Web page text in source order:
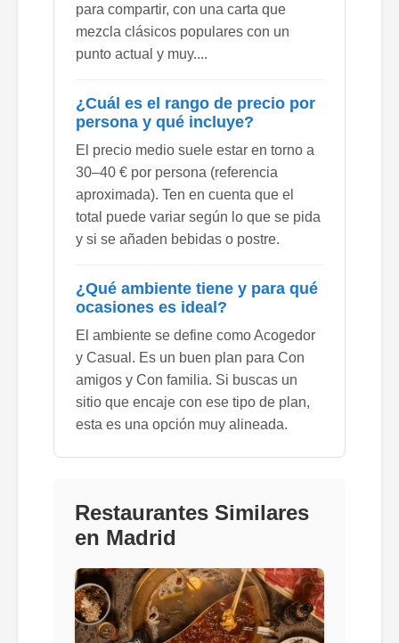
para compartir, con una carta que
mezcla clásicos populares con un
punto actual y muy....
¿Cuál es el rango de precio por
persona y qué incluye?
El precio medio suele estar en torno a
30–40 € por persona (referencia
aproximada). Ten en cuenta que el
total puede variar según lo que se pida
y si se añaden bebidas o postre.
¿Qué ambiente tiene y para qué
ocasiones es ideal?
El ambiente se define como Acogedor
y Casual. Es un buen plan para Con
amigos y Con familia. Si buscas un
sitio que encaje con ese tipo de plan,
esta es una opción muy alineada.
Restaurantes Similares
en Madrid